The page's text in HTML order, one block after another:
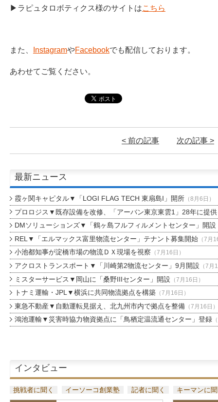
▶ラピュタロボティクス様のサイトはこちら
また、 InstagramやFacebookでも配信しております。
あわせてご覧ください。
< 前の記事 次の記事 >
最新ニュース
霞ヶ関キャピタル▼「LOGI FLAG TECH 東扇島I」開所（8月6日）
プロロジス▼既存設備を改修、「アーバン東京東雲1」28年に提供
DMソリューションズ▼「鶴ヶ島フルフィルメントセンター」開設
REL▼「エルマックス富里物流センター」テナント募集開始（7月
小池都知事が淀橋市場の物流ＤＸ現場を視察 （7月16日）
アクロストランスポート▼「川崎第2物流センター」9月開設 （7月
ミスターサービス▼岡山に「桑野IIIセンター」開設 （7月16日）
トナミ運輸・JPL▼横浜に共同物流拠点を構築（7月16日）
東急不動産▼自動運転見据え、北九州市内で拠点を整備（7月16日）
鴻池運輸▼災害時協力物資拠点に「鳥栖定温流通センター」登録
インタビュー
挑戦者に聞く イーソーコ創業塾 記者に聞く キーマンに